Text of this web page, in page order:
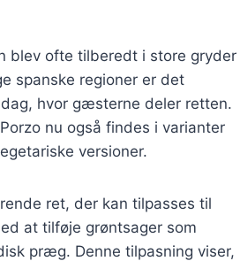
blev ofte tilberedt i store gryder
spanske regioner er det
hvor gæsterne deler retten.
nu også findes i varianter
versioner.
ret, der kan tilpasses til
at tilføje grøntsager som
præg. Denne tilpasning viser,